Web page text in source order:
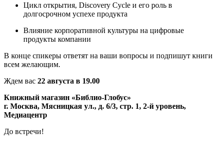
Цикл открытия, Discovery Cycle и его роль в
долгосрочном успехе продукта
Влияние корпоративной культуры на цифровые
продукты компании
В конце спикеры ответят на ваши вопросы и подпишут книги
всем желающим.
Ждем вас 22 августа в 19.00
Книжный магазин «Библио-Глобус»
г. Москва, Мясницкая ул., д. 6/3, стр. 1, 2-й уровень,
Медиацентр
До встречи!